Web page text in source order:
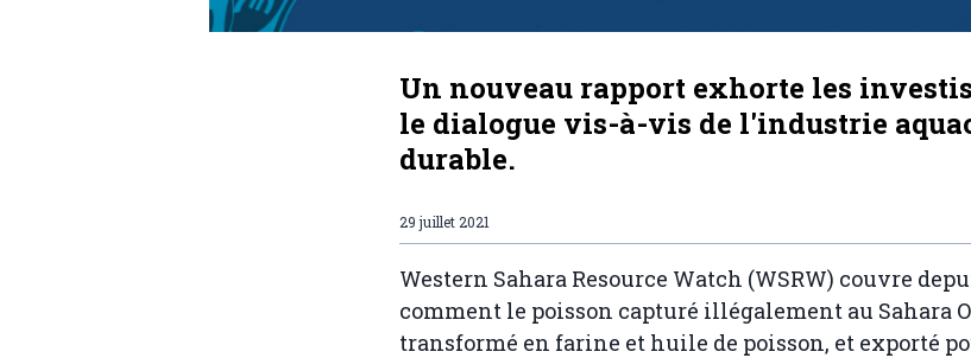
Un nouveau rapport exhorte les
le dialogue vis-à-vis de l'industrie
durable.
29 juillet 2021
Western Sahara Resource Watch (WSRW) couvre
comment le poisson capturé illégalement au Sahara
transformé en farine et huile de poisson, et exporté